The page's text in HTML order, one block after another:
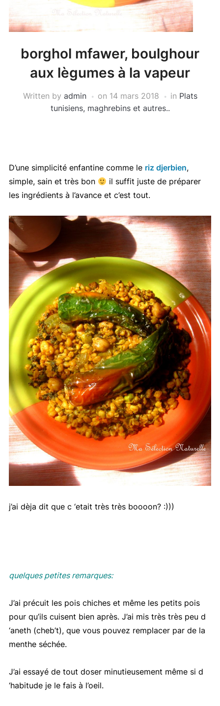
borghol mfawer, boulghour
aux lègumes à la vapeur
Written by admin on 14 mars 2018 in Plats
tunisiens, maghrebins et autres..
D’une simplicité enfantine comme le riz djerbien,
simple, sain et très bon
il suffit juste de préparer
les ingrédients à l’avance et c’est tout.
j’ai dèja dit que c ‘etait très très boooon? :)))
quelques petites remarques:
J’ai précuit les pois chiches et même les petits pois
pour qu’ils cuisent bien après. J’ai mis très très peu d
‘aneth (cheb’t), que vous pouvez remplacer par de la
menthe séchée.
J’ai essayé de tout doser minutieusement même si d
‘habitude je le fais à l’oeil.